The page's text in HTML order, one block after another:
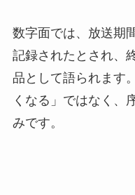
数字面では、放送期
記録されたとされ、
品として語られます
くなる」ではなく、
みです。